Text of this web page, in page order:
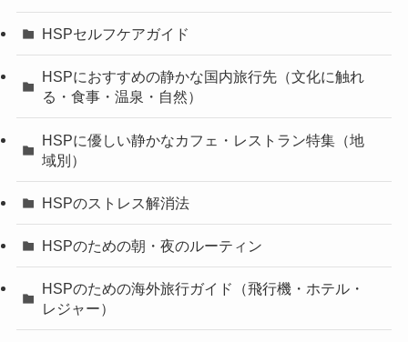
HSPセルフケアガイド
HSPにおすすめの静かな国内旅行先（文化に触れ
る・食事・温泉・自然）
HSPに優しい静かなカフェ・レストラン特集（地
域別）
HSPのストレス解消法
HSPのための朝・夜のルーティン
HSPのための海外旅行ガイド（飛行機・ホテル・
レジャー）